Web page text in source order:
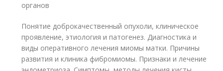
органов
Понятие доброкачественный опухоли, клиническое
проявление, этиология и патогенез. Диагностика и
виды оперативного лечения миомы матки. Причины
развития и клиника фибромиомы. Признаки и лечение